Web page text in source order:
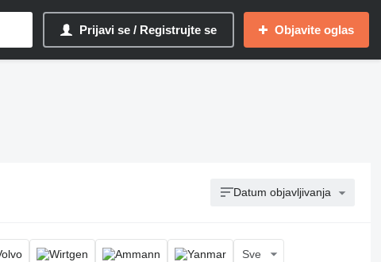
Prijavi se / Registrujte se Objavite oglas
Datum objavljivanja
Sve